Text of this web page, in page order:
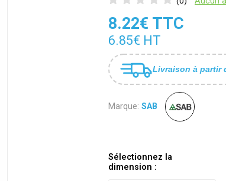
8.22€ TTC
6.85€ HT
Livraison à partir
Marque: SAB
Sélectionnez la
dimension :